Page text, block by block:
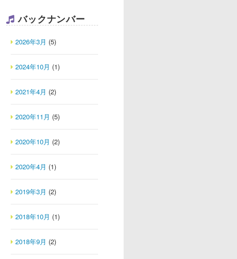
バックナンバー
2026年3月 (5)
2024年10月 (1)
2021年4月 (2)
2020年11月 (5)
2020年10月 (2)
2020年4月 (1)
2019年3月 (2)
2018年10月 (1)
2018年9月 (2)